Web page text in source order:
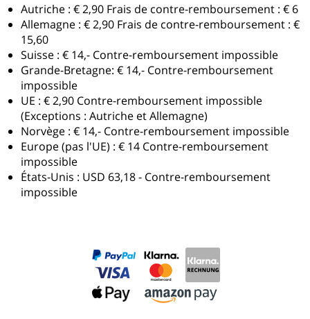
Autriche : € 2,90 Frais de contre-remboursement : € 6
Allemagne : € 2,90 Frais de contre-remboursement : €
15,60
Suisse : € 14,- Contre-remboursement impossible
Grande-Bretagne: € 14,- Contre-remboursement
impossible
UE : € 2,90 Contre-remboursement impossible
(Exceptions : Autriche et Allemagne)
Norvège : € 14,- Contre-remboursement impossible
Europe (pas l'UE) : € 14 Contre-remboursement
impossible
États-Unis : USD 63,18 - Contre-remboursement
impossible